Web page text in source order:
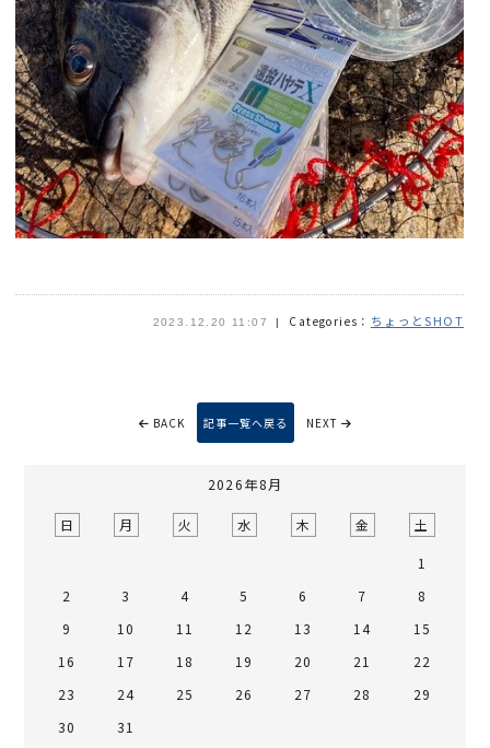
2023.12.20 11:07 Categories： ちょっとSHOT
BACK 記事一覧へ戻る NEXT
2026年8月
日 月 火 水 木 金 土
1
2
3 4 5 6 7
8
9
10 11 12 13 14
15
16
17 18 19 20 21
22
23
24 25 26 27 28
29
30
31